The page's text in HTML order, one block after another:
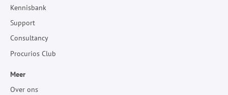
Kennisbank
Support
Consultancy
Procurios Club
Meer
Over ons